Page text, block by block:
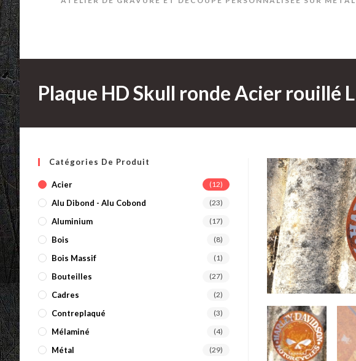
Plaque HD Skull ronde Acier rouillé L
Catégories De Produit
Acier (12)
Alu Dibond - Alu Cobond (23)
Aluminium (17)
Bois (8)
Bois Massif (1)
Bouteilles (27)
Cadres (2)
Contreplaqué (3)
Mélaminé (4)
Métal (29)